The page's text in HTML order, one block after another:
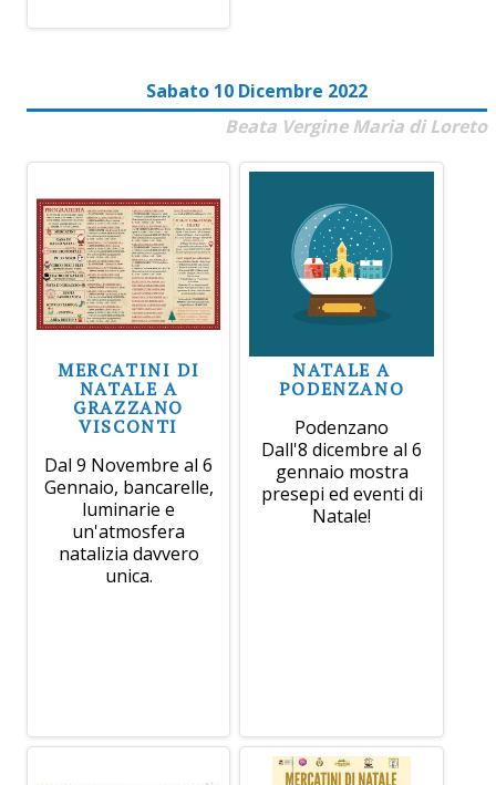
Sabato 10 Dicembre 2022
Beata Vergine Maria di Loreto
MERCATINI DI
NATALE A
GRAZZANO
VISCONTI
Dal 9 Novembre al 6
Gennaio, bancarelle,
luminarie e
un'atmosfera
natalizia davvero
unica.
NATALE A
PODENZANO
Podenzano
Dall'8 dicembre al 6
gennaio mostra
presepi ed eventi di
Natale!